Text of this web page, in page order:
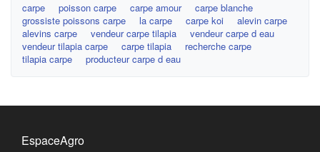
carpe poisson carpe carpe amour
carpe blanche
grossiste poissons carpe
la carpe carpe koi
alevin carpe
alevins carpe
vendeur carpe tilapia
vendeur carpe d eau
vendeur tilapia carpe
carpe tilapia
recherche carpe
tilapia carpe
producteur carpe d eau
EspaceAgro